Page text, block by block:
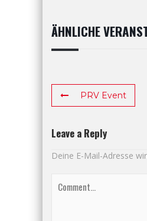
ÄHNLICHE
PRV Event
Leave a Reply
Deine E-Mail-Adresse